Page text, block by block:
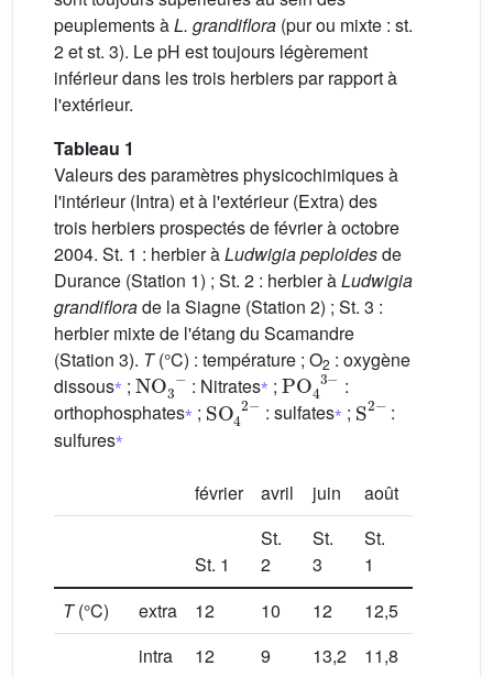
peuplements àL. grandiflora (pur ou mixte : st.
2 et st. 3). Le pH est toujours légèrement
inférieur dans les trois herbiers par rapport à
l'extérieur.
Tableau 1
Valeurs des paramètres physicochimiques à
l'intérieur (Intra) et à l'extérieur (Extra) des
trois herbiers prospectés de février à octobre
2004. St. 1 : herbier àLudwigia peploidesde
Durance (Station 1) ; St. 2 : herbier àLudwigia
grandiflorade la Siagne (Station 2) ; St. 3 :
herbier mixte de l'étang du Scamandre
(Station 3). T(°C) : température ; O2 : oxygène
dissous⁎ ;
NO3−
: Nitrates⁎ ;
PO43−
:
orthophosphates⁎ ;
SO42−
: sulfates⁎ ;
S2
:
sulfures⁎
février avril juin août
St. 1
St.
2
St.
3
St.
1
T(°C) extra 12 10 12 12,5
intra
12 9 13,2 11,8